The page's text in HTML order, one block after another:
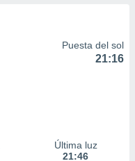
Puesta del sol
21:16
Última luz
21:46